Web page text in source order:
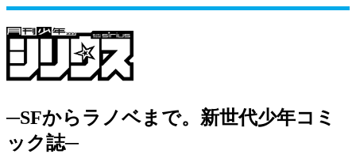
─SFからラノベまで。新世代少年コミ
ック誌─